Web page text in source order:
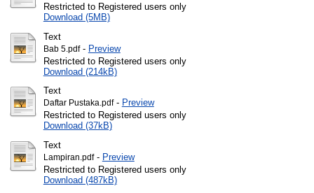
Restricted to Registered users only
Download (5MB)
Text
Bab 5.pdf- Preview
Restricted to Registered users only
Download (214kB)
Text
Daftar Pustaka.pdf- Preview
Restricted to Registered users only
Download (37kB)
Text
Lampiran.pdf- Preview
Restricted to Registered users only
Download (487kB)